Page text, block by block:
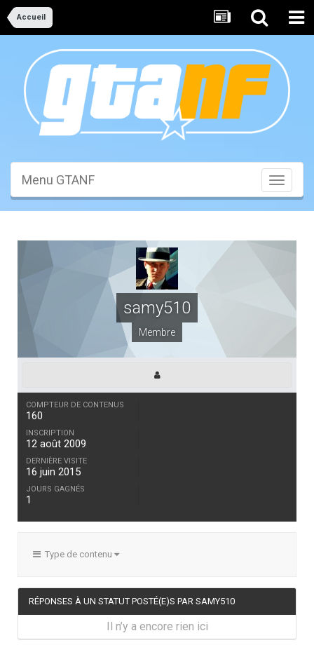
Accueil
Toggle
Menu GTANF
samy510
Membre
COMPTEUR DE CONTENUS
160
INSCRIPTION
12 août 2009
DERNIÈRE VISITE
16 juin 2015
JOURS GAGNÉS
1
Type de contenu
RÉPONSES À UN STATUT POSTÉ(E)S PAR SAMY510
Il n’y a encore rien ici